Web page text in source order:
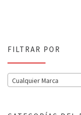
FILTRAR POR
Cualquier Marca